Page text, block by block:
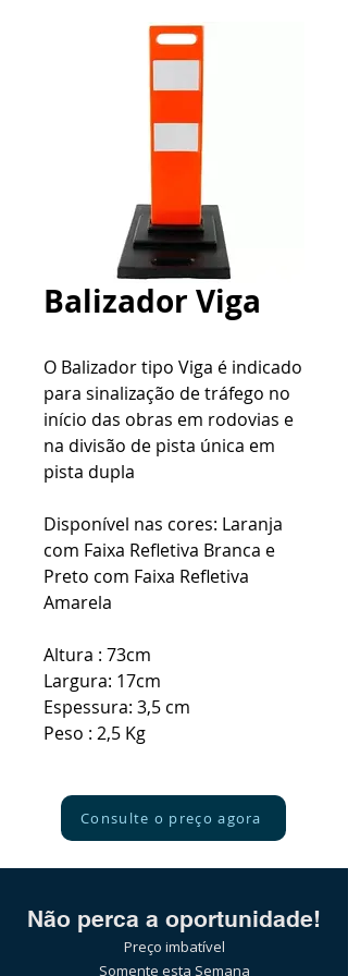
Balizador Viga
O Balizador tipo Viga é indicado
para sinalização de tráfego no
início das obras em rodovias e
na divisão de pista única em
pista dupla
Disponível nas cores: Laranja
com Faixa Refletiva Branca e
Preto com Faixa Refletiva
Amarela
Altura : 73cm
Largura: 17cm
Espessura: 3,5 cm
Peso : 2,5 Kg
Consulte o preço agora
Não perca a oportunidade!
Preço imbatível
Somente esta Semana